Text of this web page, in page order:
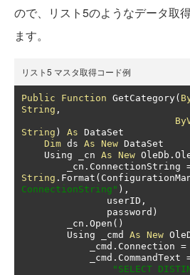
ので、リスト5のようなデータ取
ます。
リスト5 マスタ取得コード例
Public Function GetCategory(
String ,
String ) As DataSet
Dim ds As New DataSet
    Using _cn
As New OleDb .
        _cn
. ConnectionString
String . Format (
ConnectionString" ),
               userID
,
               password
)
        _cn
. Open ()
        Using _cmd
As New
            _cmd
. Connection =
            _cmd
. CommandText
"SELECT